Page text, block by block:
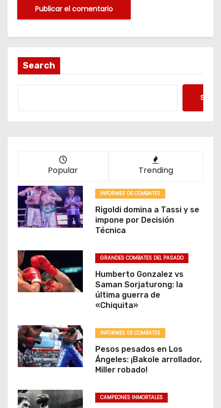
Search
Popular Trending
INFORMES DE COMBATES
Rigoldi domina a Tassi y se
impone por Decisión
Técnica
GRANDES COMBATES DEL PASADO
Humberto Gonzalez vs
Saman Sorjaturong: la
última guerra de
«Chiquita»
INFORMES DE COMBATES
Pesos pesados en Los
Ángeles: ¡Bakole arrollador,
Miller robado!
CAMPEONES INMORTALES